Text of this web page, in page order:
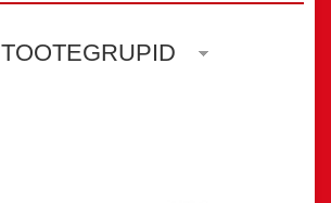
TOOTEGRUPID